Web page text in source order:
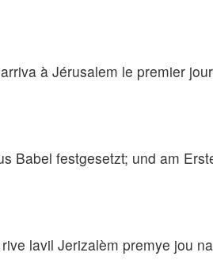
à Jérusalem le premier
Babel festgesetzt; und am
lavil Jerizalèm premye jou